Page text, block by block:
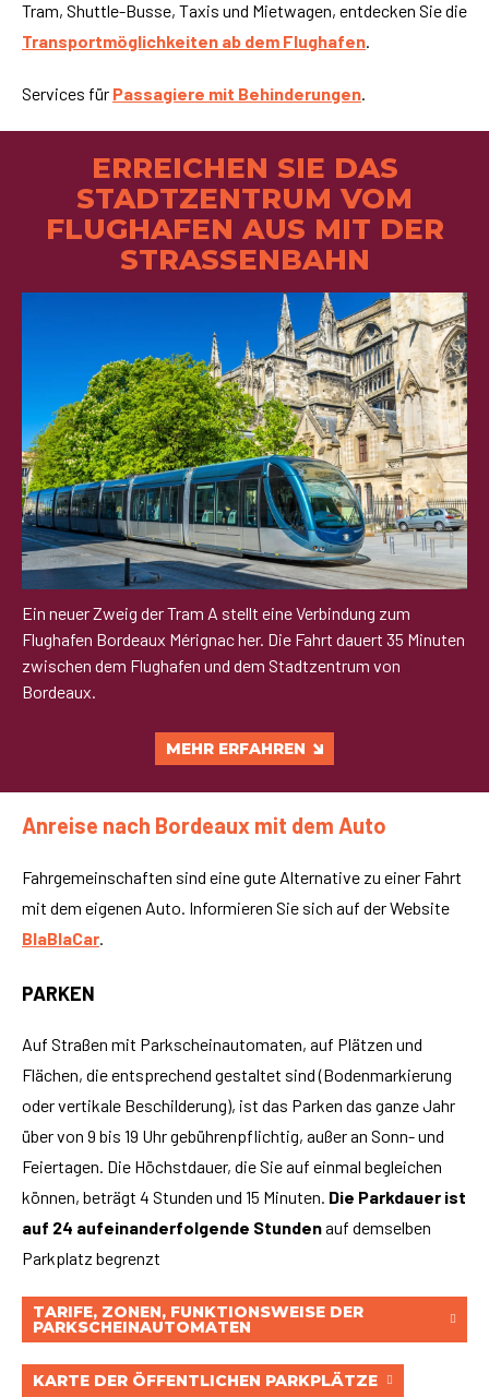
Tram, Shuttle-Busse, Taxis und Mietwagen, entdecken Sie die
Transportmöglichkeiten ab dem Flughafen.
Services für Passagiere mit Behinderungen.
ERREICHEN SIE DAS
STADTZENTRUM VOM
FLUGHAFEN AUS MIT DER
STRASSENBAHN
Ein neuer Zweig der Tram A stellt eine Verbindung zum
Flughafen Bordeaux Mérignac her. Die Fahrt dauert 35 Minuten
zwischen dem Flughafen und dem Stadtzentrum von
Bordeaux.
MEHR ERFAHREN
Anreise nach Bordeaux mit dem Auto
Fahrgemeinschaften sind eine gute Alternative zu einer Fahrt
mit dem eigenen Auto. Informieren Sie sich auf der Website
BlaBlaCar.
PARKEN
Auf Straßen mit Parkscheinautomaten, auf Plätzen und
Flächen, die entsprechend gestaltet sind (Bodenmarkierung
oder vertikale Beschilderung), ist das Parken das ganze Jahr
über von 9 bis 19 Uhr gebührenpflichtig, außer an Sonn- und
Feiertagen. Die Höchstdauer, die Sie auf einmal begleichen
können, beträgt 4 Stunden und 15 Minuten. Die Parkdauer ist
auf 24 aufeinanderfolgende Stundenauf demselben
Parkplatz begrenzt
TARIFE, ZONEN, FUNKTIONSWEISE DER
PARKSCHEINAUTOMATEN
KARTE DER ÖFFENTLICHEN PARKPLÄTZE